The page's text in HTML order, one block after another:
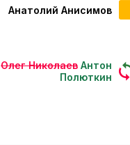
Анатолий Анисимов
Олег Николаев Антон
Полюткин